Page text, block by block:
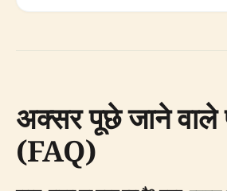
अक्सर पूछे जाने वाले
(FAQ)